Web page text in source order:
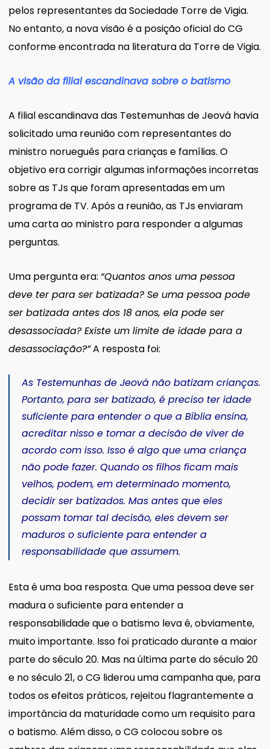
pelos representantes da Sociedade Torre de Vigia.
No entanto, a nova visão é a posição oficial do CG
conforme encontrada na literatura da Torre de Vigia.
A visão da filial escandinava sobre o batismo
A filial escandinava das Testemunhas de Jeová havia
solicitado uma reunião com representantes do
ministro norueguês para crianças e famílias. O
objetivo era corrigir algumas informações incorretas
sobre as TJs que foram apresentadas em um
programa de TV. Após a reunião, as TJs enviaram
uma carta ao ministro para responder a algumas
perguntas.
Uma pergunta era: “Quantos anos uma pessoa
deve ter para ser batizada? Se uma pessoa pode
ser batizada antes dos 18 anos, ela pode ser
desassociada? Existe um limite de idade para a
desassociação?”A resposta foi:
As Testemunhas de Jeová não batizam crianças.
Portanto, para ser batizado, é preciso ter idade
suficiente para entender o que a Bíblia ensina,
acreditar nisso e tomar a decisão de viver de
acordo com isso. Isso é algo que uma criança
não pode fazer. Quando os filhos ficam mais
velhos, podem, em determinado momento,
decidir ser batizados. Mas antes que eles
possam tomar tal decisão, eles devem ser
maduros o suficiente para entender a
responsabilidade que assumem.
Esta é uma boa resposta. Que uma pessoa deve ser
madura o suficiente para entender a
responsabilidade que o batismo leva é, obviamente,
muito importante. Isso foi praticado durante a maior
parte do século 20. Mas na última parte do século 20
e no século 21, o CG liderou uma campanha que, para
todos os efeitos práticos, rejeitou flagrantemente a
importância da maturidade como um requisito para
o batismo. Além disso, o CG colocou sobre os